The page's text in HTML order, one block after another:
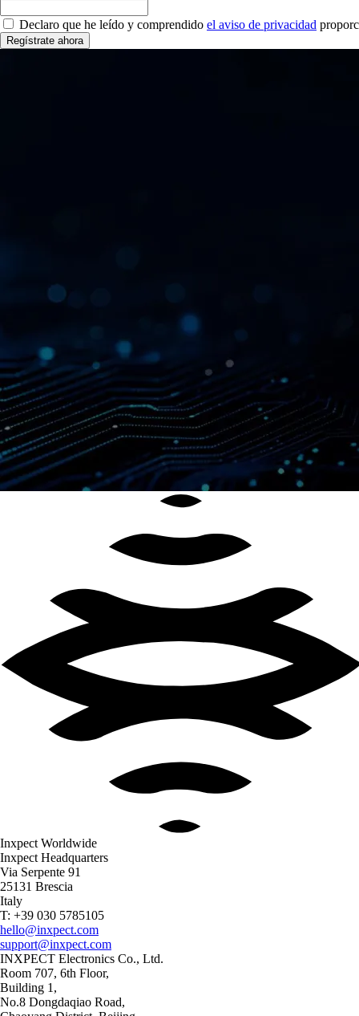
Declaro que he leído y comprendido el aviso de privacidad
Regístrate ahora
Inxpect Worldwide
Inxpect Headquarters
Via Serpente 91
25131 Brescia
Italy
T: +39 030 5785105
hello@inxpect.com
support@inxpect.com
INXPECT Electronics Co., Ltd.
Room 707, 6th Floor,
Building 1,
No.8 Dongdaqiao Road,